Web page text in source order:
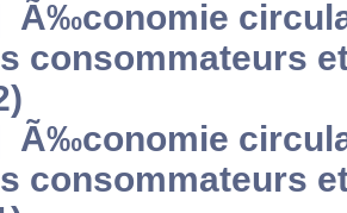
Ã‰conomie
consommateurs
Ã‰conomie
consommateurs